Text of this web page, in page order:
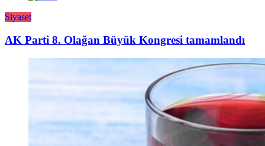
Siyaset
AK Parti 8. Olağan Büyük Kongresi tamamlandı